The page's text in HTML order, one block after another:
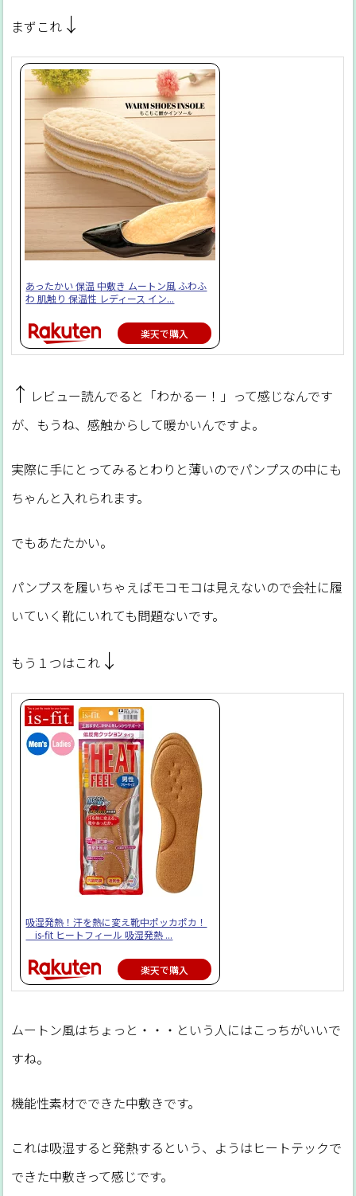
まずこれ ↓
あったかい 保温 中敷き ムートン風 ふわふ
わ 肌触り 保温性 レディース イン...
楽天で購入
↑ レビュー読んでると「わかるー！」って感じなんです
が、もうね、感触からして暖かいんですよ。
実際に手にとってみるとわりと薄いのでパンプスの中にも
ちゃんと入れられます。
でもあたたかい。
パンプスを履いちゃえばモコモコは見えないので会社に履
いていく靴にいれても問題ないです。
もう１つはこれ ↓
吸湿発熱！汗を熱に変え靴中ポッカポカ！
is-fit ヒートフィール 吸湿発熱 ...
楽天で購入
ムートン風はちょっと・・・という人にはこっちがいいで
すね。
機能性素材でできた中敷きです。
これは吸湿すると発熱するという、ようはヒートテックで
できた中敷きって感じです。